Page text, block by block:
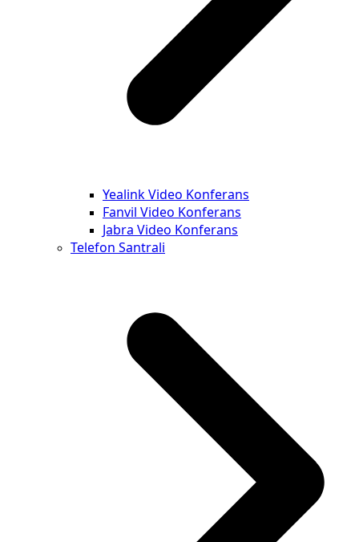
Yealink Video Konferans
Fanvil Video Konferans
Jabra Video Konferans
Telefon Santrali